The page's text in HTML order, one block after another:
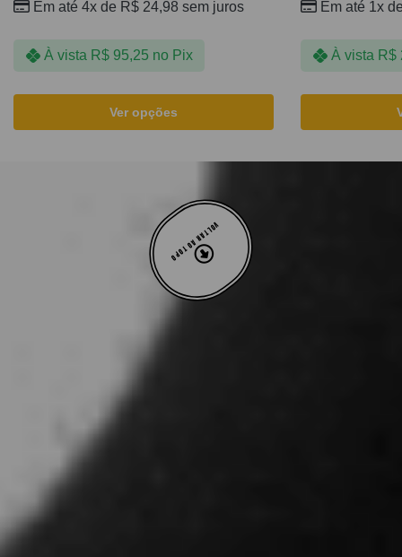
Em até 4x de R$ 24,98 sem juros
À vista R$95,25 no Pix
Ver opções
Em até 1x
À vista R$
VOLTAR AO TOPO